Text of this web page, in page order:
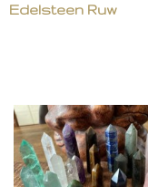
Edelsteen Ruw